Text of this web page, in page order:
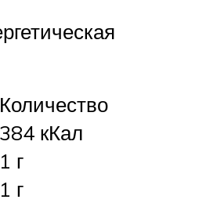
Количество
384 кКал
1 г
1 г